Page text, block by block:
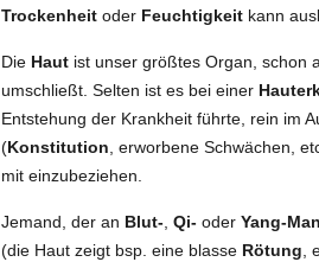
Trockenheit oder Feuchtigkeit kann
Die Haut ist unser größtes Organ, schon
umschließt. Selten ist es bei einer
Entstehung der Krankheit führte, rein im
(Konstitution, erworbene Schwächen,
mit einzubeziehen.
Jemand, der an Blut-,Qi- oderYang-
(die Haut zeigt bsp. eine blasse Rötung,